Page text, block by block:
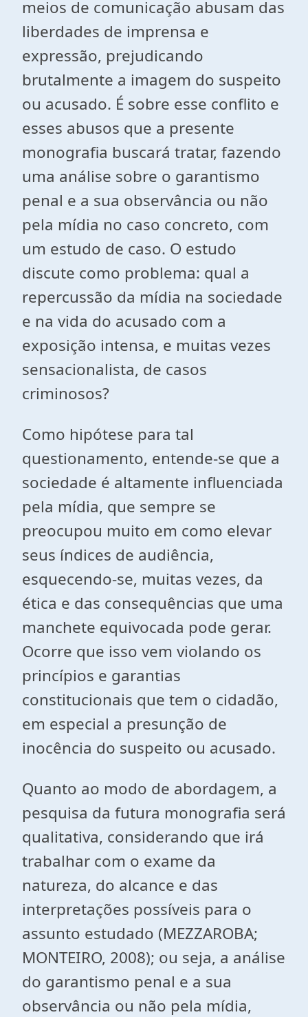
meios de comunicação abusam das
liberdades de imprensa e
expressão, prejudicando
brutalmente a imagem do suspeito
ou acusado. É sobre esse conflito e
esses abusos que a presente
monografia buscará tratar, fazendo
uma análise sobre o garantismo
penal e a sua observância ou não
pela mídia no caso concreto, com
um estudo de caso. O estudo
discute como problema: qual a
repercussão da mídia na sociedade
e na vida do acusado com a
exposição intensa, e muitas vezes
sensacionalista, de casos
criminosos?
Como hipótese para tal
questionamento, entende-se que a
sociedade é altamente influenciada
pela mídia, que sempre se
preocupou muito em como elevar
seus índices de audiência,
esquecendo-se, muitas vezes, da
ética e das consequências que uma
manchete equivocada pode gerar.
Ocorre que isso vem violando os
princípios e garantias
constitucionais que tem o cidadão,
em especial a presunção de
inocência do suspeito ou acusado.
Quanto ao modo de abordagem, a
pesquisa da futura monografia será
qualitativa, considerando que irá
trabalhar com o exame da
natureza, do alcance e das
interpretações possíveis para o
assunto estudado (MEZZAROBA;
MONTEIRO, 2008); ou seja, a análise
do garantismo penal e a sua
observância ou não pela mídia,